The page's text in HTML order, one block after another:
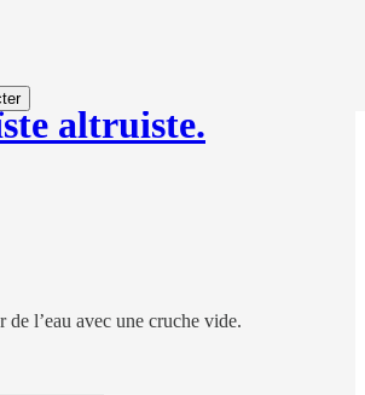
altruiste.
de l’eau avec une cruche vide.